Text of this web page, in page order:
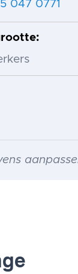
047 0771